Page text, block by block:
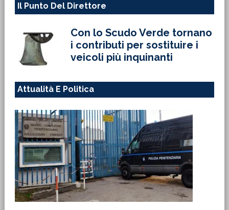
Il Punto Del Direttore
Con lo Scudo Verde tornano
i contributi per sostituire i
veicoli più inquinanti
Attualità E Politica